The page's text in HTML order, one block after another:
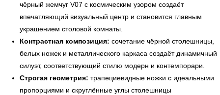
чёрный жемчуг V07 с космическим узором создаёт
впечатляющий визуальный центр и становится главным
украшением столовой комнаты.
Контрастная композиция: сочетание чёрной столешницы,
белых ножек и металлического каркаса создаёт динамичный
силуэт, соответствующий стилю модерн и контемпорари.
Строгая геометрия: трапециевидные ножки с идеальными
пропорциями и скруглённые углы столешницы